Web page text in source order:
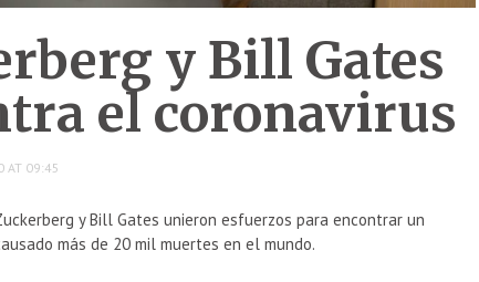
y Bill Gates
el coronavirus
AT 09:45
y Bill Gates unieron esfuerzos para encontrar un
más de 20 mil muertes en el mundo.